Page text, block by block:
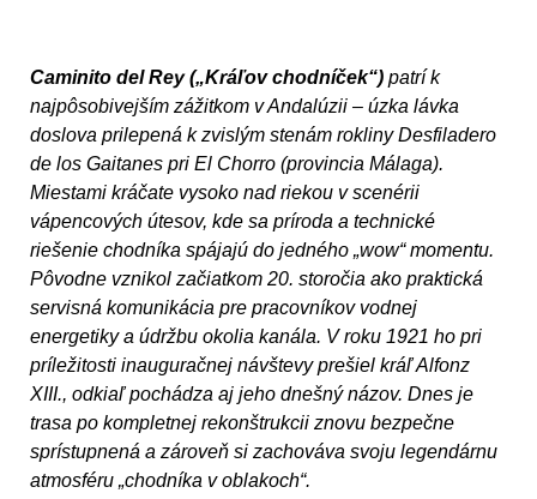
Caminito del Rey („Kráľov chodníček“) patrí k
najpôsobivejším zážitkom v Andalúzii – úzka lávka
doslova prilepená k zvislým stenám rokliny Desfiladero
de los Gaitanes pri El Chorro (provincia Málaga).
Miestami kráčate vysoko nad riekou v scenérii
vápencových útesov, kde sa príroda a technické
riešenie chodníka spájajú do jedného „wow“ momentu.
Pôvodne vznikol začiatkom 20. storočia ako praktická
servisná komunikácia pre pracovníkov vodnej
energetiky a údržbu okolia kanála. V roku 1921 ho pri
príležitosti inauguračnej návštevy prešiel kráľ Alfonz
XIII., odkiaľ pochádza aj jeho dnešný názov. Dnes je
trasa po kompletnej rekonštrukcii znovu bezpečne
sprístupnená a zároveň si zachováva svoju legendárnu
atmosféru „chodníka v oblakoch“.